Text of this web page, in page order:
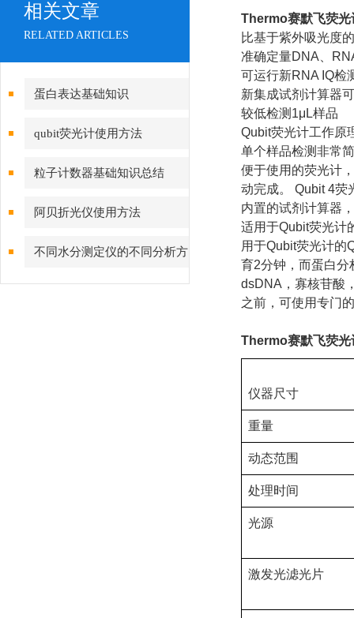
相关文章
RELATED ARTICLES
蛋白表达基础知识
qubit荧光计使用方法
粒子计数器基础知识总结
阿贝折光仪使用方法
不同水分测定仪的不同分析方
法
Thermo赛默飞荧光
比基于紫外吸光度
准确定量DNA、
可运行新RNA IQ检
新集成试剂计算器
较低检测1μL样品
Qubit荧光计工作原
单个样品检测非常
便于使用的荧光计
动完成。 Qubit 4荧
内置的试剂计算器
适用于Qubit荧光计
用于Qubit荧光计的
育2分钟，而蛋白分
dsDNA，寡核苷酸
之前，可使用专门
Thermo赛默飞荧光
仪器尺寸
重量
动态范围
处理时间
光源
激发光滤光片